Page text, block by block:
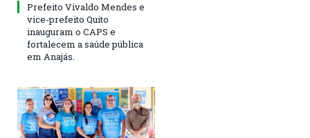
Prefeito Vivaldo Mendes e
vice-prefeito Quito
inauguram o CAPS e
fortalecem a saúde pública
em Anajás.